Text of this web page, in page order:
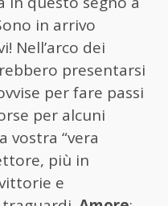
in arrivo
Nell’arco dei
presentarsi
per fare passi
per alcuni
vostra “vera
più in
e